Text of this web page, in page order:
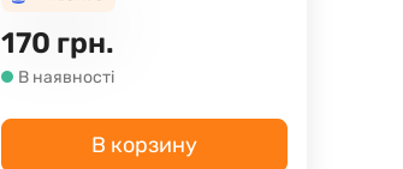
170 грн.
В наявності
В корзину